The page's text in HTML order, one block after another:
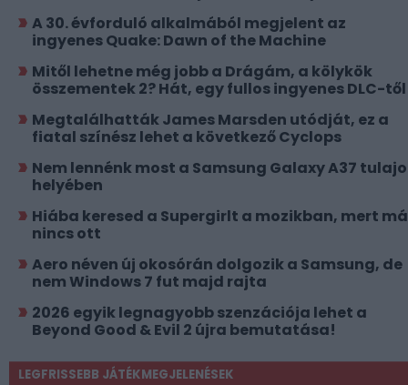
A 30. évforduló alkalmából megjelent az
ingyenes Quake: Dawn of the Machine
Mitől lehetne még jobb a Drágám, a kölykök
összementek 2? Hát, egy fullos ingyenes DLC-
Megtalálhatták James Marsden utódját, ez a
fiatal színész lehet a következő Cyclops
Nem lennénk most a Samsung Galaxy A37
helyében
Hiába keresed a Supergirlt a mozikban, mert
nincs ott
Aero néven új okosórán dolgozik a Samsung, de
nem Windows 7 fut majd rajta
2026 egyik legnagyobb szenzációja lehet a
Beyond Good & Evil 2 újra bemutatása!
LEGFRISSEBB JÁTÉKMEGJELENÉSEK